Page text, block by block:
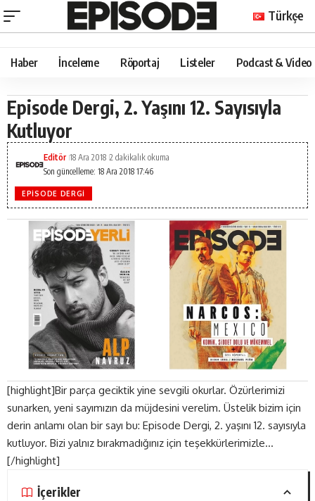
Türkçe
Haber İnceleme Röportaj Listeler Podcast & Video
Episode Dergi, 2. Yaşını 12. Sayısıyla
Kutluyor
Son güncelleme: 18 Ara 2018 17:46
Editör 18 Ara 2018 2 dakikalık okuma
EPISODE DERGI
[highlight]Bir parça geciktik yine sevgili okurlar. Özürlerimizi
sunarken, yeni sayımızın da müjdesini verelim. Üstelik bizim için
derin anlamı olan bir sayı bu: Episode Dergi, 2. yaşını 12. sayısıyla
kutluyor. Bizi yalnız bırakmadığınız için teşekkürlerimizle…
[/highlight]
İçerikler